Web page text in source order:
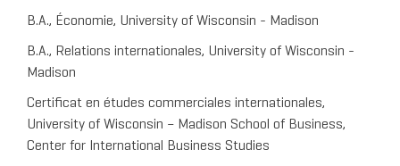
Conseils judicieux de la section du contentieux de
l'Association du Barreau américain
Valorisation du droit de
publicité
B.A., Économie, University of Wisconsin - Madison
B.A., Relations internationales, University of Wisconsin -
Madison
Certificat en études commerciales internationales,
University of Wisconsin – Madison School of Business,
Center for International Business Studies